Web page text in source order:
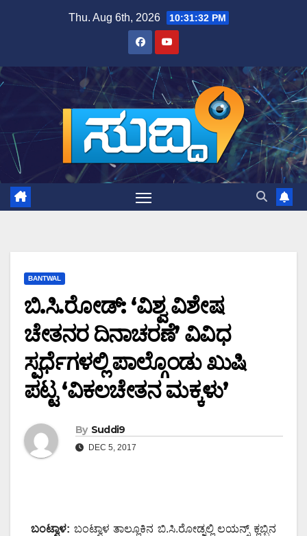
Thu. Aug 6th, 2026 10:31:33 PM
BANTWAL
ಬಿ.ಸಿ.ರೋಡ್: ‘ವಿಶ್ವ ವಿಶೇಷ
ಚೇತನರ ದಿನಾಚರಣೆ’ ವಿವಿಧ
ಸ್ಪರ್ಧೆಗಳಲ್ಲಿ ಪಾಲ್ಗೊಂಡು ಖುಷಿ
ಪಟ್ಟ ‘ವಿಕಲಚೇತನ ಮಕ್ಕಳು’
By Suddi9
DEC 5, 2017
ಬಂಟ್ವಾಳ: ಬಂಟ್ವಾಳ ತಾಲ್ಲೂಕಿನ ಬಿ.ಸಿ.ರೋಡ್ನಲ್ಲಿ ಲಯನ್ಸ್ ಕ್ಲಬ್ಬಿನ